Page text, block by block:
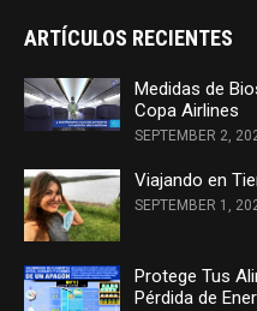
ARTÍCULOS RECIENTES
Medidas de
Copa Airlines
SEPTEMBER 2,
Viajando en
SEPTEMBER 1,
Protege Tus
Pérdida de